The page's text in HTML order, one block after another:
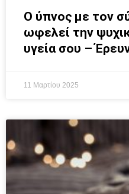
Ο ύπνος με τον
ωφελεί την
υγεία σου –
11 Μαρτίου 2025